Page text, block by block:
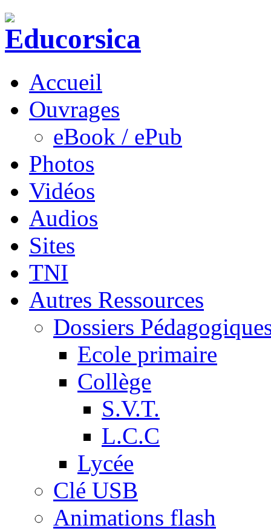
Accueil
Ouvrages
eBook / ePub
Photos
Vidéos
Audios
Sites
TNI
Autres Ressources
Dossiers
Ecole primaire
Collège
S.V.T.
L.C.C
Lycée
Clé USB
Animations flash